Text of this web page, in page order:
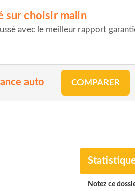
sur choisir malin
avec le meilleur rapport
auto COMPARER
Notez ce